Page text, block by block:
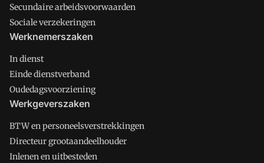
Secundaire arbeidsvoorwaarden
Sociale verzekeringen
Werknemerszaken
In dienst
Einde dienstverband
Oudedagsvoorziening
Werkgeverszaken
BTW en personeelsverstrekkingen
Directeur grootaandeelhouder
Inlenen en uitbesteden